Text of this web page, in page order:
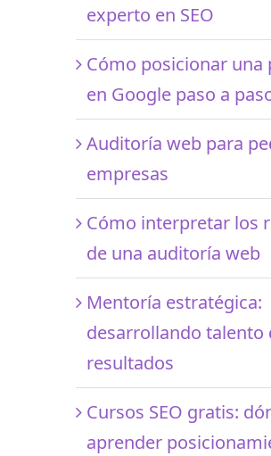
experto en SEO
Cómo posicionar una
en Google paso a
Auditoría web para
empresas
Cómo interpretar los
de una auditoría web
Mentoría estratégica:
desarrollando talento
resultados
Cursos SEO gratis:
aprender